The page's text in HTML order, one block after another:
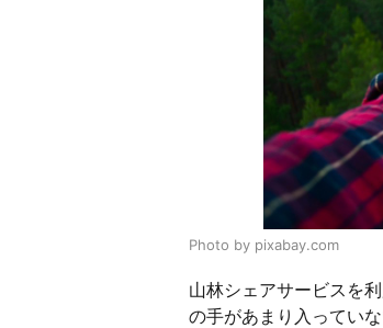
Photo by pixabay.com
山林シェアサービスを
の手があまり入ってい